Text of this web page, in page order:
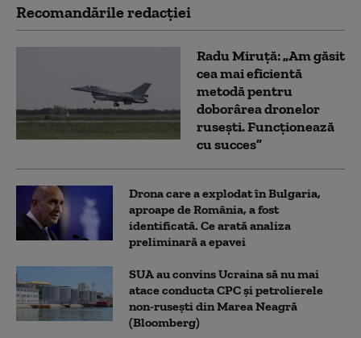
Recomandările redacţiei
Radu Miruță: „Am găsit
cea mai eficientă
metodă pentru
doborârea dronelor
rusești. Funcționează
cu succes”
Drona care a explodat în Bulgaria,
aproape de România, a fost
identificată. Ce arată analiza
preliminară a epavei
SUA au convins Ucraina să nu mai
atace conducta CPC şi petrolierele
non-ruseşti din Marea Neagră
(Bloomberg)